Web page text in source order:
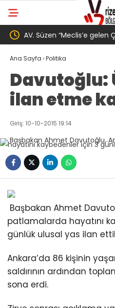
için
YENİ Parti’den
Gövde Gösterisi:
Ana Sayfa ›Politika
Davutoğlu:
ilan etme
Giriş: 10-10-2015 19:14
Başbakan Ahmet
patlamalarda hayatını
günlük ulusal yas ilan
Ankara’da 86 kişinin
saldırının ardından
sona erdi.